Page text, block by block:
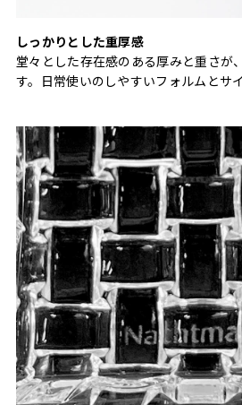
しっかりとした重厚感
堂々とした存在感のある厚みと重さが
す。日常使いのしやすいフォルムとサ